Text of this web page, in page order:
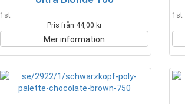
1st
Pris från 44,00 kr
Mer information
1st